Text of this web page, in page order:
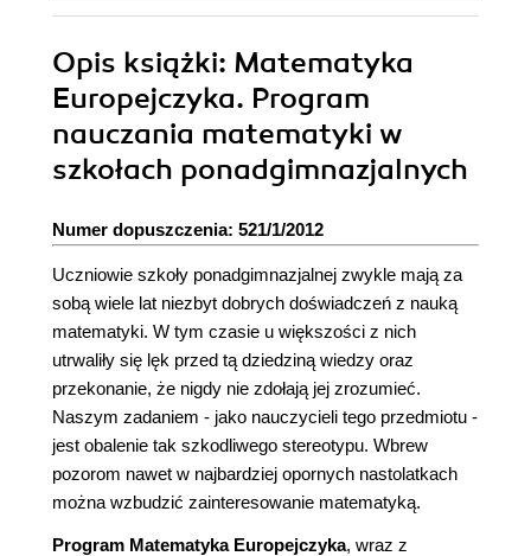
Opis książki: Matematyka
Europejczyka. Program
nauczania matematyki w
szkołach ponadgimnazjalnych
Numer dopuszczenia: 521/1/2012
Uczniowie szkoły ponadgimnazjalnej zwykle mają za
sobą wiele lat niezbyt dobrych doświadczeń z nauką
matematyki. W tym czasie u większości z nich
utrwaliły się lęk przed tą dziedziną wiedzy oraz
przekonanie, że nigdy nie zdołają jej zrozumieć.
Naszym zadaniem - jako nauczycieli tego przedmiotu -
jest obalenie tak szkodliwego stereotypu. Wbrew
pozorom nawet w najbardziej opornych nastolatkach
można wzbudzić zainteresowanie matematyką.
Program Matematyka Europejczyka, wraz z